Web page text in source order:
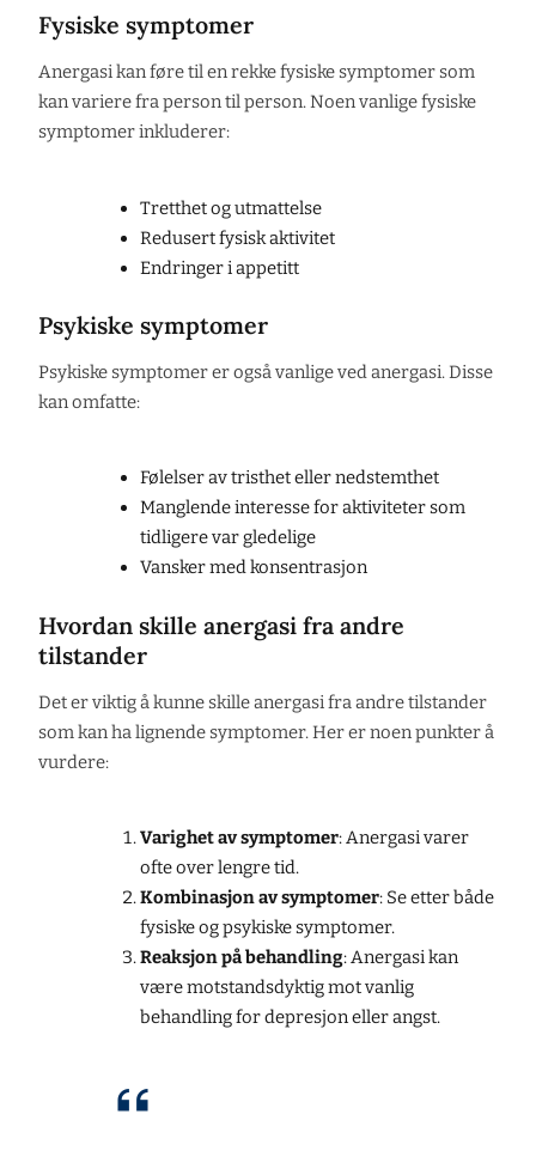
Fysiske symptomer
Anergasi kan føre til en rekke fysiske symptomer som
kan variere fra person til person. Noen vanlige fysiske
symptomer inkluderer:
Tretthet og utmattelse
Redusert fysisk aktivitet
Endringer i appetitt
Psykiske symptomer
Psykiske symptomer er også vanlige ved anergasi. Disse
kan omfatte:
Følelser av tristhet eller nedstemthet
Manglende interesse for aktiviteter som
tidligere var gledelige
Vansker med konsentrasjon
Hvordan skille anergasi fra andre
tilstander
Det er viktig å kunne skille anergasi fra andre tilstander
som kan ha lignende symptomer. Her er noen punkter å
vurdere:
Varighet av symptomer: Anergasi varer
ofte over lengre tid.
Kombinasjon av symptomer: Se etter både
fysiske og psykiske symptomer.
Reaksjon på behandling: Anergasi kan
være motstandsdyktig mot vanlig
behandling for depresjon eller angst.